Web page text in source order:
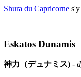
Shura du Capricorne s'y
Eskatos Dunamis
神力（デュナミス) -